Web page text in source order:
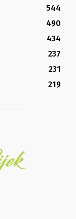
544
490
434
237
231
219